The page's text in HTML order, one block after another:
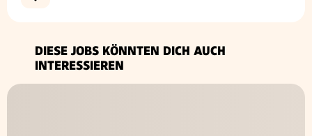
DIESE JOBS KÖNNTEN DICH AUCH
INTERESSIEREN